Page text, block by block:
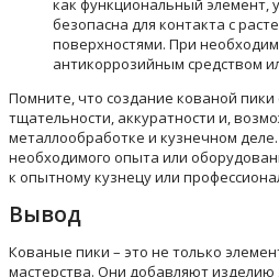
безопасна для контакта с
поверхностями. При
антикоррозийным средством
Помните, что создание кованой
тщательности, аккуратности и,
металлообработке и кузнечном деле.
необходимого опыта или
к опытному кузнецу или
Вывод
Кованые пики – это не только
мастерства. Они добавляют изделию